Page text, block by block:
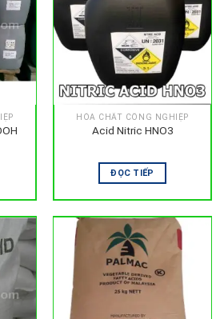
HÓA CHẤT CÔNG NGHIỆP
Acid Nitric HNO3
ĐỌC TIẾP